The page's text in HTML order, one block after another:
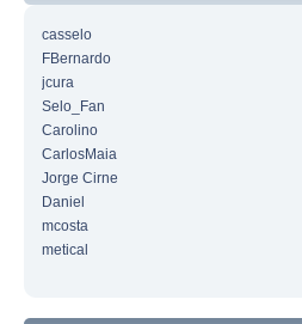
casselo
FBernardo
jcura
Selo_Fan
Carolino
CarlosMaia
Jorge Cirne
Daniel
mcosta
metical